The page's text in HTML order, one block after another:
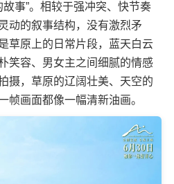
故事”。相较于强冲突、快节奏
动的叙事结构，没有激烈矛
草原上的日常片段，蓝天白云
笑容、男女主之间细腻的情感
摄，草原的辽阔壮美、天空的
帧画面都像一幅清新油画。